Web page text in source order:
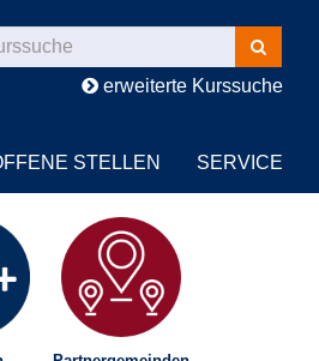
Kurse
suchen
erweiterte Kurssuche
STELLEN SERVICE